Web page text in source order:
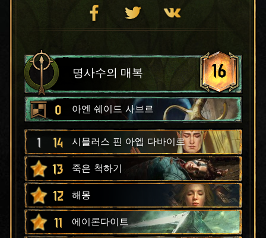
명사수의 매복 16
0 아엔 쉐이드 사브르
1 14 시믈러스 핀 아엡 다바이르
13 죽은 척하기
12 해몽
11 에이론다이트